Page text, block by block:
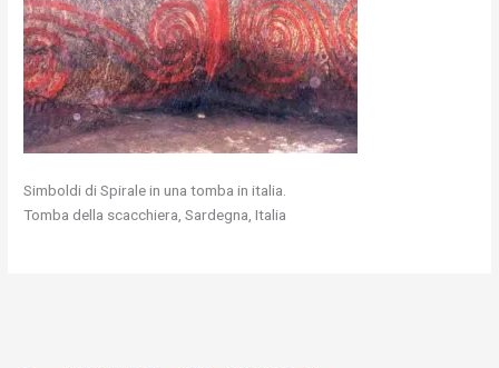
Simboldi di Spirale in una tomba in italia.
Tomba della scacchiera, Sardegna, Italia